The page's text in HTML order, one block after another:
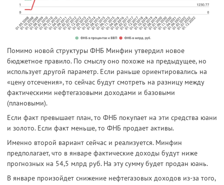
Помимо новой структуры ФНБ Минфин утвердил новое
бюджетное правило. По смыслу оно похоже на предыдущее, но
использует другой параметр. Если раньше ориентировались на
«цену отсечения», то сейчас будут смотреть на разницу между
фактическими нефтегазовыми доходами и базовыми
(плановыми).
Если факт превышает план, то ФНБ покупает на эти средства юани
и золото. Если факт меньше, то ФНБ продает активы.
Именно второй вариант сейчас и реализуется. Минфин
предполагает, что в январе фактические доходы будут ниже
прогнозных на 54,5 млрд руб. На эту сумму будет продан юань.
В январе произойдет снижение нефтегазовых доходов из-за того,